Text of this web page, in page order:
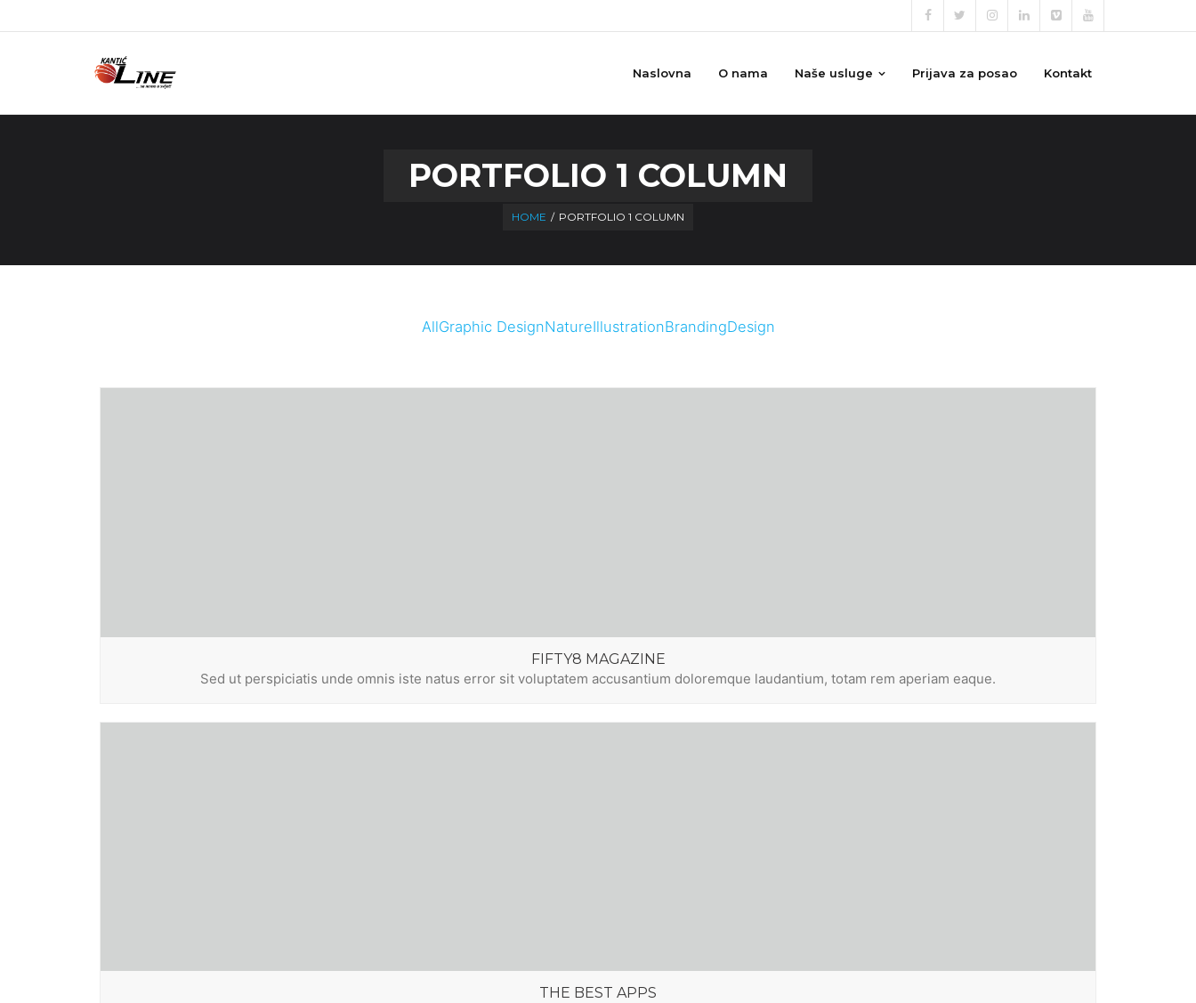
Naslovna O nama Naše usluge Prijava za posao Kontakt
PORTFOLIO 1 COLUMN
HOME / PORTFOLIO 1 COLUMN
AllGraphic DesignNatureIllustrationBrandingDesign
FIFTY8 MAGAZINE
Sed ut perspiciatis unde omnis iste natus error sit voluptatem accusantium doloremque laudantium, totam rem aperiam eaque.
THE BEST APPS